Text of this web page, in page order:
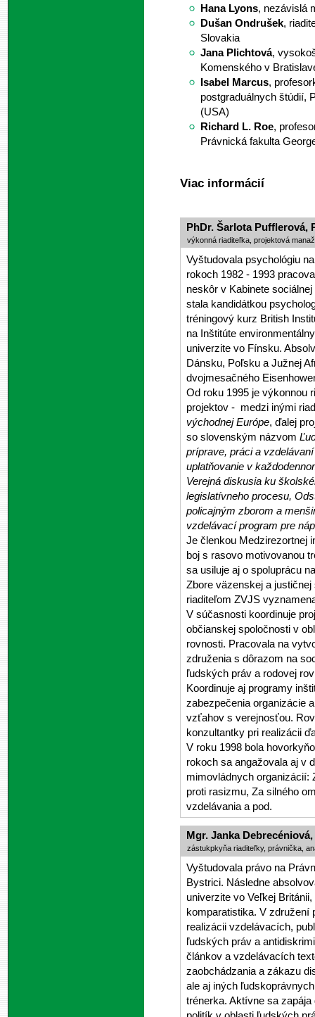
Hana Lyons, nezávislá
Dušan Ondrušek,
Slovakia
Jana Plichtová,
Komenského v
Isabel Marcus,
postgraduálnych štúdií,
(USA)
Richard L. Roe,
Právnická fakulta
Viac informácií
PhDr. Šarlota Pufflerová,
výkonná riaditeľka, projektová
Vyštudovala psychológiu
rokoch 1982 - 1993
neskôr v Kabinete
stala kandidátkou
tréningový kurz British
na Inštitúte
univerzite vo Fínsku.
Dánsku, Poľsku a Južnej
dvojmesačného
Od roku 1995 je výkonnou
projektov - medzi inými
východnej Európe, ďalej
so slovenským názvom
príprave, práci a
uplatňovanie v
Verejná diskusia ku
legislatívneho procesu,
policajným zborom a
vzdelávací program pre
Je členkou Medzirezortnej
boj s rasovo motivovanou
sa usiluje aj o spoluprácu
Zbore väzenskej a
riaditeľom ZVJS
V súčasnosti koordinuje
občianskej spoločnosti v
rovnosti. Pracovala na
združenia s dôrazom na
ľudských práv a rodovej
Koordinuje aj programy
zabezpečenia organizácie
vzťahov s verejnosťou.
konzultantky pri realizácii
V roku 1998 bola
rokoch sa angažovala aj v
mimovládnych organizácií:
proti rasizmu, Za silného
vzdelávania a pod.
Mgr. Janka
zástukpkyňa riaditeľky, právnička,
Vyštudovala právo na
Bystrici. Následne
univerzite vo Veľkej
komparatistika. V združení
realizácii vzdelávacích,
ľudských práv a
článkov a vzdelávacích
zaobchádzania a zákazu
ale aj iných
trénerka. Aktívne sa